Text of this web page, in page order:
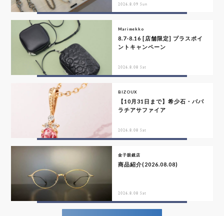
2026.8.09 Sun
Marimekko
8.7-8.16 [店舗限定] プラスポイ
ントキャンペーン
2026.8.08 Sat
BIZOUX
【10月31日まで】希少石・パパ
ラチアサファイア
2026.8.08 Sat
金子眼鏡店
商品紹介(2026.08.08)
2026.8.08 Sat